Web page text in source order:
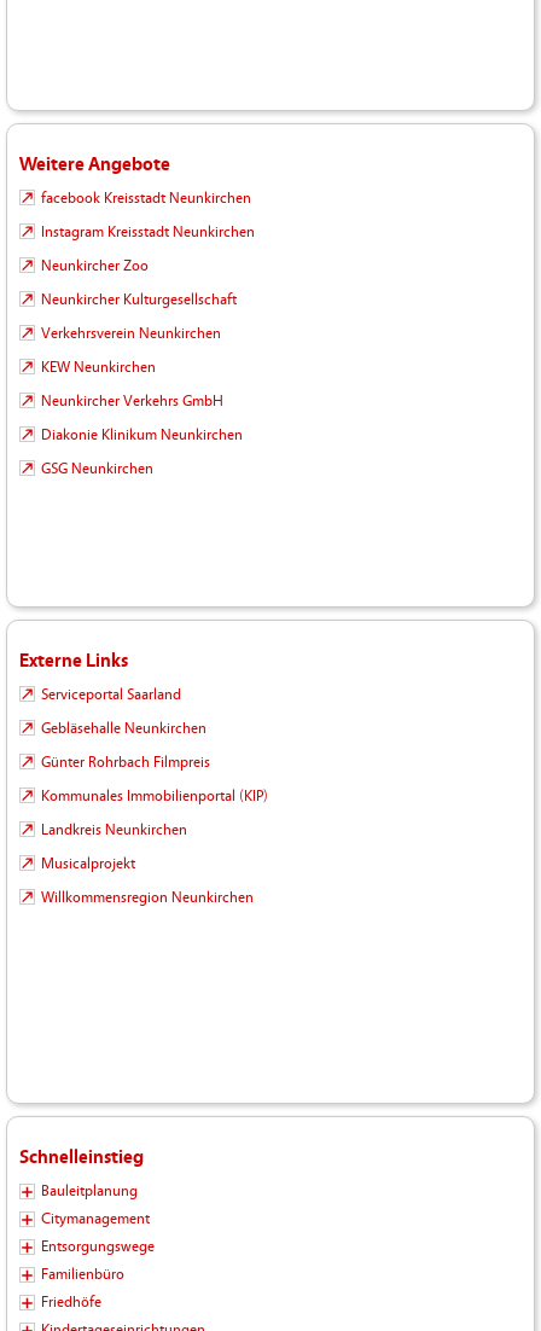
Weitere Angebote
facebook Kreisstadt Neunkirchen
Instagram Kreisstadt Neunkirchen
Neunkircher Zoo
Neunkircher Kulturgesellschaft
Verkehrsverein Neunkirchen
KEW Neunkirchen
Neunkircher Verkehrs GmbH
Diakonie Klinikum Neunkirchen
GSG Neunkirchen
Externe Links
Serviceportal Saarland
Gebläsehalle Neunkirchen
Günter Rohrbach Filmpreis
Kommunales Immobilienportal (KIP)
Landkreis Neunkirchen
Musicalprojekt
Willkommensregion Neunkirchen
Schnelleinstieg
Bauleitplanung
Citymanagement
Entsorgungswege
Familienbüro
Friedhöfe